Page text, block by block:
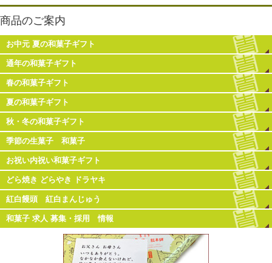
商品のご案内
お中元 夏の和菓子ギフト
通年の和菓子ギフト
春の和菓子ギフト
夏の和菓子ギフト
秋・冬の和菓子ギフト
季節の生菓子 和菓子
お祝い内祝い和菓子ギフト
どら焼き どらやき ドラヤキ
紅白饅頭 紅白まんじゅう
和菓子 求人 募集・採用 情報